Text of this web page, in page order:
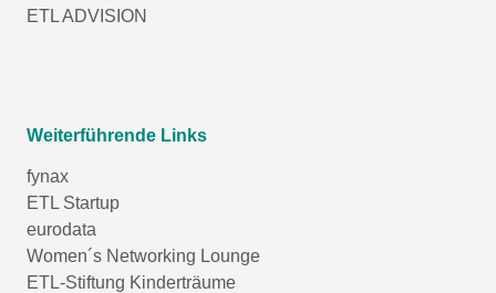
ETL ADVISION
Weiterführende Links
fynax
ETL Startup
eurodata
Women´s Networking Lounge
ETL-Stiftung Kinderträume